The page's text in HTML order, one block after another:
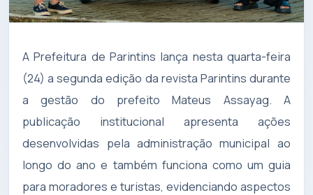
A Prefeitura de Parintins lança nesta quarta-feira
(24) a segunda edição da revista Parintins durante
a gestão do prefeito Mateus Assayag. A
publicação institucional apresenta ações
desenvolvidas pela administração municipal ao
longo do ano e também funciona como um guia
para moradores e turistas, evidenciando aspectos